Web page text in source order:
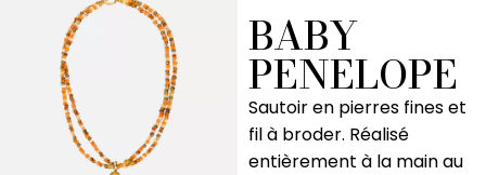
BABY
PENELOPE
Sautoir en pierres fines et
fil à broder. Réalisé
entièrement à la main au